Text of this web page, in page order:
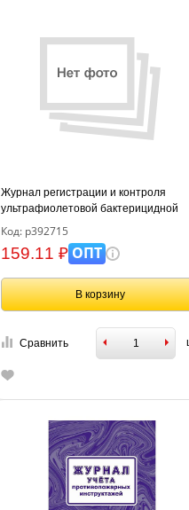
Журнал регистрации и контроля
ультрафиолетовой бактерицидной
установки 64 стр., блок офсет
Код: р392715
159.11 ₽ОПТ
В корзину
Сравнить